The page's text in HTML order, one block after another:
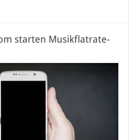
starten Musikflatrate-